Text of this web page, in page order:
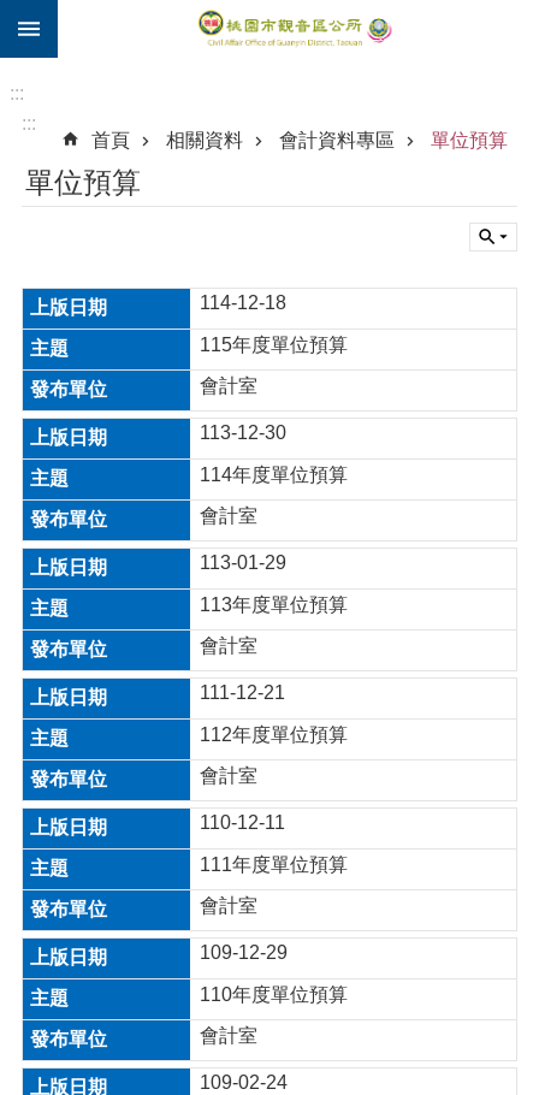
跳到主要內容區塊
市
民
進
階
搜
尋
觀
區
介
紹
訊
息
公
生
活
便
民
資
訊
機
關
通
訊
錄
相
:::
:::
首頁
相關資料 會計資料專區 單位預算
單位預算
114-12-18
115年度單位預算
會計室
113-12-30
114年度單位預算
會計室
113-01-29
113年度單位預算
會計室
111-12-21
112年度單位預算
會計室
110-12-11
111年度單位預算
會計室
109-12-29
110年度單位預算
會計室
109-02-24